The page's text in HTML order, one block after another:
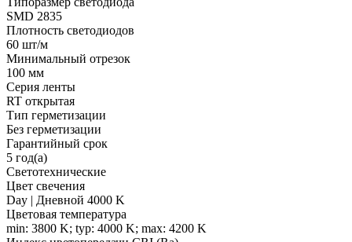
SMD 2835
Плотность светодиодов
60 шт/м
Минимальный отрезок
100 мм
Серия ленты
RT открытая
Тип герметизации
Без герметизации
Гарантийный срок
5 год(а)
Светотехнические
Цвет свечения
Day | Дневной 4000 K
Цветовая температура
min: 3800 K; typ: 4000 K; max: 4200 K